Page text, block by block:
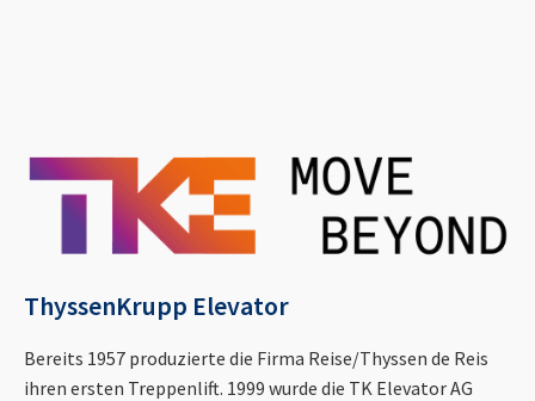
ThyssenKrupp Elevator
Bereits 1957 produzierte die Firma Reise/Thyssen de Reis
ihren ersten Treppenlift. 1999 wurde die TK Elevator AG